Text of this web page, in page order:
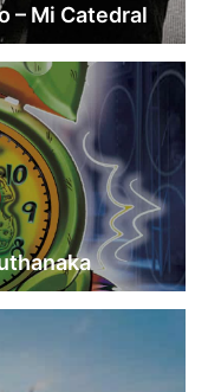
– Mi Catedral